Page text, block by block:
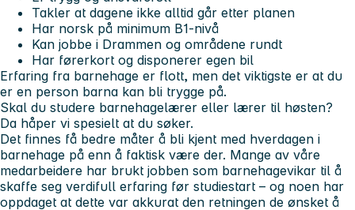
Takler at dagene ikke alltid går etter planen
Har norsk på minimum B1-nivå
Kan jobbe i Drammen og områdene rundt
Har førerkort og disponerer egen bil
Erfaring fra barnehage er flott, men det viktigste er at du
er en person barna kan bli trygge på.
Skal du studere barnehagelærer eller lærer til høsten?
Da håper vi spesielt at du søker.
Det finnes få bedre måter å bli kjent med hverdagen i
barnehage på enn å faktisk være der. Mange av våre
medarbeidere har brukt jobben som barnehagevikar til å
skaffe seg verdifull erfaring før studiestart – og noen har
oppdaget at dette var akkurat den retningen de ønsket å